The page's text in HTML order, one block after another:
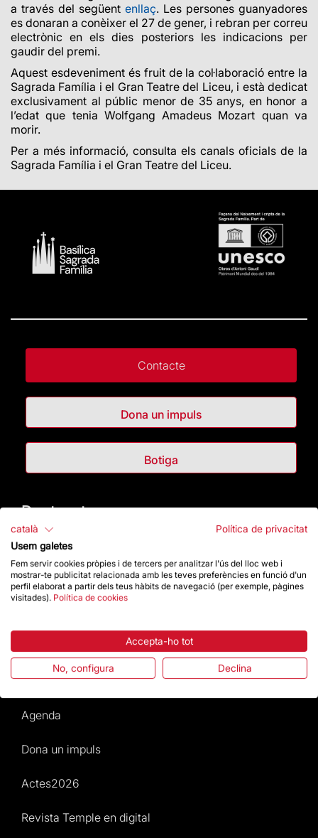
a través del següent enllaç. Les persones guanyadores
es donaran a conèixer el 27 de gener, i rebran per correu
electrònic en els dies posteriors les indicacions per
gaudir del premi.
Aquest esdeveniment és fruit de la col·laboració entre la
Sagrada Família i el Gran Teatre del Liceu, i està dedicat
exclusivament al públic menor de 35 anys, en honor a
l’edat que tenia Wolfgang Amadeus Mozart quan va
morir.
Per a més informació, consulta els canals oficials de la
Sagrada Família i el Gran Teatre del Liceu.
Contacte
Dona un impuls
Botiga
Destacats
La Fundació
Preguntes freqüents
Normativa i condicions de compra
Notícies i Actualitat
Agenda
Dona un impuls
Actes2026
Revista Temple en digital
català
Política de privacitat
Usem galetes
Fem servir cookies pròpies i de tercers per analitzar l'ús del lloc web i
mostrar-te publicitat relacionada amb les teves preferències en funció d'un
perfil elaborat a partir dels teus hàbits de navegació (per exemple, pàgines
visitades). Política de cookies
Accepta-ho tot
No, configura Declina